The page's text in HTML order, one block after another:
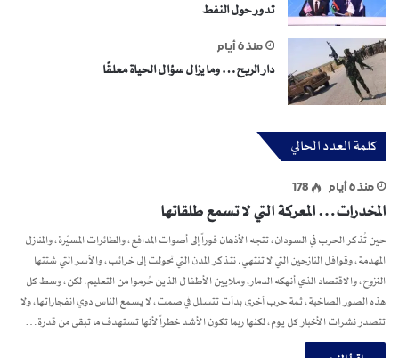
تدور حول النفط
منذ 6 أيام
دار الريح… وما يزال سؤال الحياة معلقًا
كلمة العدد الحالي
منذ 6 أيام 178
المخدرات… المعركة التي لا تسمع طلقاتها
حين تُذكر الحرب في السودان، تتجه الأذهان فوراً إلى أصوات المدافع، والطائرات المسيّرة، والمنازل
المهدمة، وقوافل النازحين التي لا تنتهي. نتذكر المدن التي تحولت إلى خرائب، والأسر التي شتتها
النزوح، والاقتصاد الذي أنهكه الدمار، وملايين الأطفال الذين حُرموا من التعليم. لكن، وسط كل
هذه الصور الصاخبة، ثمة حرب أخرى بدأت تتسلل في صمت، لا يسمع الناس دوي انفجاراتها، ولا
تتصدر نشرات الأخبار كل يوم، لكنها ربما تكون الأشد خطراً لأنها تستهدف ما تبقى من قدرة…